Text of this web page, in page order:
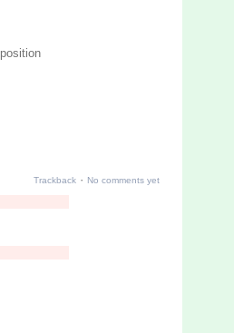
Trackback · No comments yet